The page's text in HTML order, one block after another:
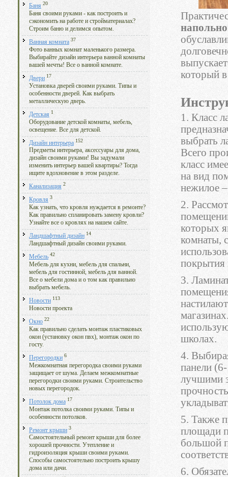
Баня 20
Баня своими руками - как построить и
сэкономить на работе и стройматериалах?
Строим баню и делимся опытом.
Ванная комната 37
Фото ванных комнат маленького размера.
Выбирайте дизайн интерьера ванной комнаты
вашей мечты! Все о ванной комнате.
Двери 17
Установка дверей своими руками. Типы и
особенности дверей. Как выбрать
металлическую дверь.
Детская 1
Оборудование детской комнаты, мебель,
освещение. Все для детской.
Дизайн интерьера 152
Предметы интерьера, аксессуары для дома,
дизайн своими руками! Вы задумали
изменить интерьер вашей квартиры? Тогда
ищите вдохновение в этом разделе.
Канализация 2
Кровля 3
Как узнать, что кровля нуждается в ремонте?
Как правильно спланировать замену кровли?
Узнайте все о кровлях на нашем сайте.
Ландшафтный дизайн 14
Ландшафтный дизайн своими руками.
Мебель 42
Мебель для кухни, мебель для спальни,
мебель для гостинной, мебель для ванной.
Все о мебели дома и о том как правильно
выбрать мебель.
Новости 113
Новости проекта
Окно 22
Как правильно сделать монтаж пластиковых
окон (установку окон пвх), монтаж окон по
госту.
Перегородки 6
Межкомнатная перегородка своими руками
защищает от шума. Делаем межкомнатные
перегородки своими руками. Строительство
новых перегородок.
Потолок дома 17
Монтаж потолка своими руками. Типы и
особенности потолков.
Ремонт крыши 3
Самостоятельный ремонт крыши для более
хорошей прочности. Утепление и
гидроизоляция крыши своими руками.
Способы самостоятельно построить крышу
дома или дачи.
который
1. Класс
выбрать
Всего
класс
на вид
нежилое
2.
которых
комнаты,
покрытия
3.
школах.
4.
панели
лучшими
5. Также
площади
большой
6.